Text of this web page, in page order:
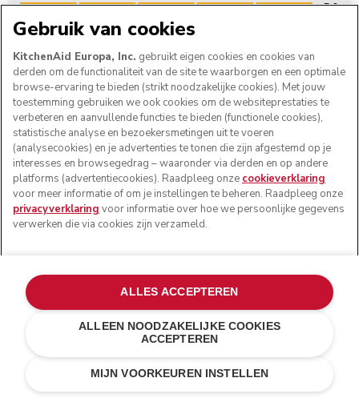
Kosten besparen€ 23,80
E-MAIL MIJ BIJ
BESCHIKBAARHEID
Gebruik van cookies
KitchenAid Europa, Inc. gebruikt eigen cookies en cookies van
derden om de functionaliteit van de site te waarborgen en een optimale
browse-ervaring te bieden (strikt noodzakelijke cookies). Met jouw
toestemming gebruiken we ook cookies om de websiteprestaties te
verbeteren en aanvullende functies te bieden (functionele cookies),
statistische analyse en bezoekersmetingen uit te voeren
(analysecookies) en je advertenties te tonen die zijn afgestemd op je
interesses en browsegedrag – waaronder via derden en op andere
platforms (advertentiecookies). Raadpleeg onze cookieverklaring
voor meer informatie of om je instellingen te beheren. Raadpleeg onze
privacyverklaring voor informatie over hoe we persoonlijke gegevens
verwerken die via cookies zijn verzameld.
MIJN VOORKEUREN INSTELLEN
ALLEEN NOODZAKELIJKE COOKIES
ACCEPTEREN
ALLES ACCEPTEREN